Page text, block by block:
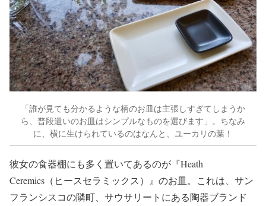
「誰が見ても分かるような柄のお皿は主張しすぎてしまうか
ら、普段遣いのお皿はシンプルなものを選びます」。ちなみ
に、横に生けられているのはなんと、ユーカリの葉！
彼女の食器棚にも多く置いてあるのが『Heath
Ceremics（ヒースセラミックス）』のお皿。これは、サン
フランシスコの隣町、サウサリートにある陶器ブランド